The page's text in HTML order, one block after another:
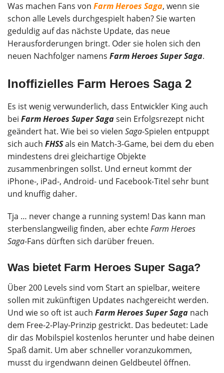
Was machen Fans von Farm Heroes Saga, wenn sie
schon alle Levels durchgespielt haben? Sie warten
geduldig auf das nächste Update, das neue
Herausforderungen bringt. Oder sie holen sich den
neuen Nachfolger namens Farm Heroes Super Saga.
Inoffizielles Farm Heroes Saga 2
Es ist wenig verwunderlich, dass Entwickler King auch
bei Farm Heroes Super Sagasein Erfolgsrezept nicht
geändert hat. Wie bei so vielen Saga-Spielen entpuppt
sich auch FHSSals ein Match-3-Game, bei dem du eben
mindestens drei gleichartige Objekte
zusammenbringen sollst. Und erneut kommt der
iPhone-, iPad-, Android- und Facebook-Titel sehr bunt
und knuffig daher.
Tja … never change a running system! Das kann man
sterbenslangweilig finden, aber echteFarm Heroes
Saga-Fans dürften sich darüber freuen.
Was bietet Farm Heroes Super Saga?
Über 200 Levels sind vom Start an spielbar, weitere
sollen mit zukünftigen Updates nachgereicht werden.
Und wie so oft ist auch Farm Heroes Super Saga nach
dem Free-2-Play-Prinzip gestrickt. Das bedeutet: Lade
dir das Mobilspiel kostenlos herunter und habe deinen
Spaß damit. Um aber schneller voranzukommen,
musst du irgendwann deinen Geldbeutel öffnen.